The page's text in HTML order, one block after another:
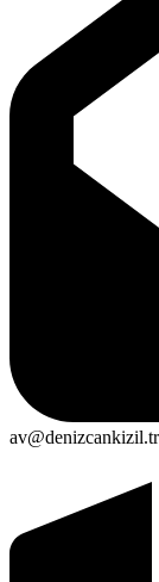
av@denizcankizil.tr